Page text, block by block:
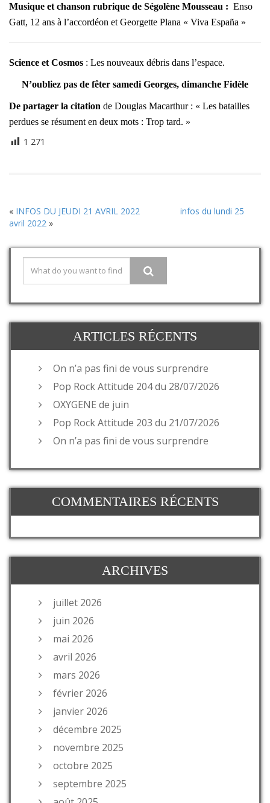
Musique et chanson rubrique de Ségolène Mousseau : Enso
Gatt, 12 ans à l’accordéon et Georgette Plana « Viva España »
Science et Cosmos : Les nouveaux débris dans l’espace.
N’oubliez pas de fêter samedi Georges, dimanche Fidèle
De partager la citation de Douglas Macarthur : « Les batailles
perdues se résument en deux mots : Trop tard. »
1 271
« INFOS DU JEUDI 21 AVRIL 2022
infos du lundi 25
avril 2022 »
ARTICLES RÉCENTS
On n’a pas fini de vous surprendre
Pop Rock Attitude 204 du 28/07/2026
OXYGENE de juin
Pop Rock Attitude 203 du 21/07/2026
On n’a pas fini de vous surprendre
COMMENTAIRES RÉCENTS
ARCHIVES
juillet 2026
juin 2026
mai 2026
avril 2026
mars 2026
février 2026
janvier 2026
décembre 2025
novembre 2025
octobre 2025
septembre 2025